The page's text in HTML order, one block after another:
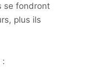
se fondront
plus ils
: